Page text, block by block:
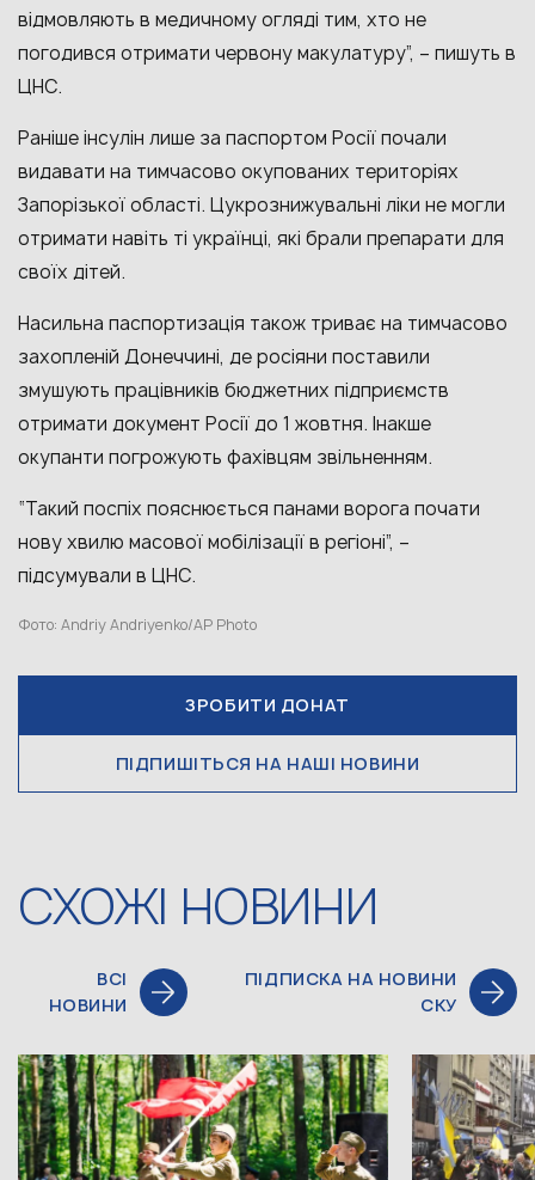
відмовляють в медичному огляді тим, хто не
погодився отримати червону макулатуру”, – пишуть в
ЦНС.
Раніше інсулін лише за паспортом Росії почали
видавати на тимчасово окупованих територіях
Запорізької області. Цукрознижувальні ліки не могли
отримати навіть ті українці, які брали препарати для
своїх дітей.
Насильна паспортизація також триває на тимчасово
захопленій Донеччині, де росіяни поставили
змушують працівників бюджетних підприємств
отримати документ Росії до 1 жовтня. Інакше
окупанти погрожують фахівцям звільненням.
“Такий поспіх пояснюється панами ворога почати
нову хвилю масової мобілізації в регіоні”, –
підсумували в ЦНС.
Фото: Andriy Andriyenko/AP Photo
ЗРОБИТИ ДОНАТ
ПІДПИШІТЬСЯ НА НАШІ НОВИНИ
СХОЖІ НОВИНИ
ВСІ
НОВИНИ
ПІДПИСКА НА НОВИНИ
СКУ